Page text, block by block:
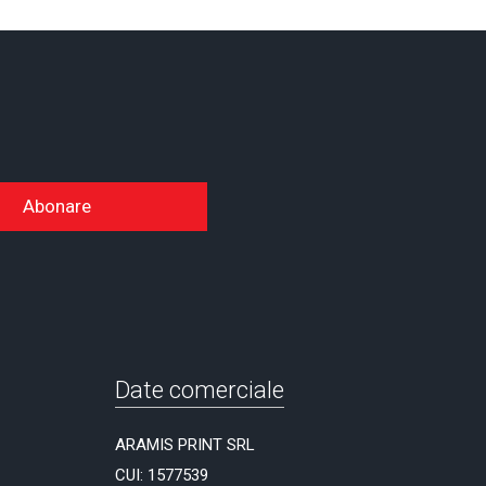
Abonare
Date comerciale
ARAMIS PRINT SRL
CUI: 1577539